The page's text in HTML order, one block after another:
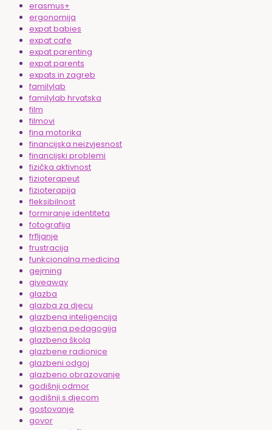
erasmus+
ergonomija
expat babies
expat cafe
expat parenting
expat parents
expats in zagreb
familylab
familylab hrvatska
film
filmovi
fina motorika
financijska neizvjesnost
financijski problemi
fizička aktivnost
fizioterapeut
fizioterapija
fleksibilnost
formiranje identiteta
fotografija
frfljanje
frustracija
funkcionalna medicina
gejming
giveaway
glazba
glazba za djecu
glazbena inteligencija
glazbena pedagogija
glazbena škola
glazbene radionice
glazbeni odgoj
glazbeno obrazovanje
godišnji odmor
godišnji s djecom
gostovanje
govor